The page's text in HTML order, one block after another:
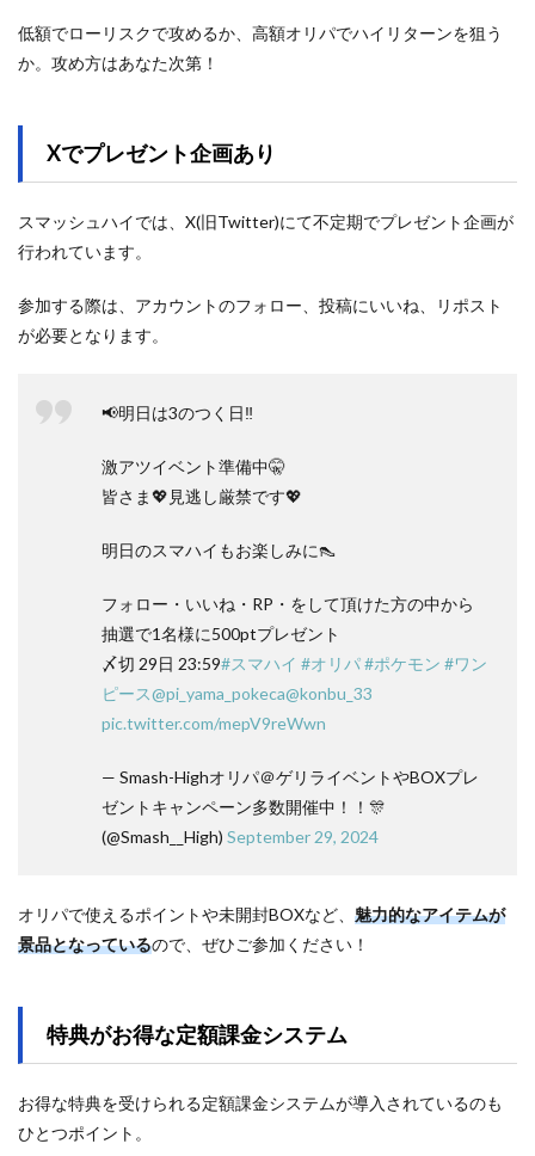
低額でローリスクで攻めるか、高額オリパでハイリターンを狙う
か。攻め方はあなた次第！
Xでプレゼント企画あり
スマッシュハイでは、X(旧Twitter)にて不定期でプレゼント企画が
行われています。
参加する際は、アカウントのフォロー、投稿にいいね、リポスト
が必要となります。
📢明日は3のつく日‼️
激アツイベント準備中🤫
皆さま💖見逃し厳禁です💖
明日のスマハイもお楽しみに👠
フォロー・いいね・RP・をして頂けた方の中から
抽選で1名様に500ptプレゼント
〆切 29日 23:59#スマハイ #オリパ#ポケモン #ワン
ピース@pi_yama_pokeca@konbu_33
pic.twitter.com/mepV9reWwn
— Smash-Highオリパ＠ゲリライベントやBOXプレ
ゼントキャンペーン多数開催中！！🎊
(@Smash__High) September 29, 2024
オリパで使えるポイントや未開封BOXなど、 魅力的なアイテムが
景品となっているので、ぜひご参加ください！
特典がお得な定額課金システム
お得な特典を受けられる定額課金システムが導入されているのも
ひとつポイント。